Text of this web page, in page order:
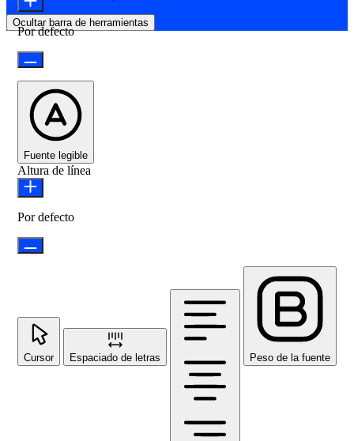
Ocultar barra de herramientas
Por defecto
Fuente legible
Altura de línea
Por defecto
Cursor Espaciado de letras Peso de la fuente